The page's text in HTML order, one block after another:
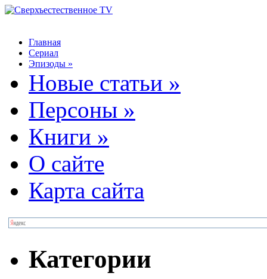
Главная
Сериал
Эпизоды »
Новые статьи »
Персоны »
Книги »
О сайте
Карта сайта
Категории